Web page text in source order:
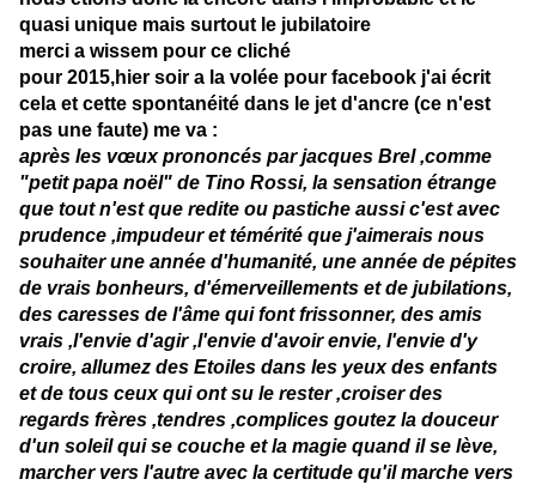
quasi unique mais surtout le jubilatoire
merci a wissem pour ce cliché
pour 2015,hier soir a la volée pour facebook j'ai écrit
cela et cette spontanéité dans le jet d'ancre (ce n'est
pas une faute) me va :
après les vœux prononcés par jacques Brel ,comme
"petit papa noël" de Tino Rossi, la sensation étrange
que tout n'est que redite ou pastiche aussi c'est avec
prudence ,impudeur et témérité que j'aimerais nous
souhaiter une année d'humanité, une année de pépites
de vrais bonheurs, d'émerveillements et de jubilations,
des caresses de l'âme qui font frissonner, des amis
vrais ,l'envie d'agir ,l'envie d'avoir envie, l'envie d'y
croire, allumez des Etoiles dans les yeux des enfants
et de tous ceux qui ont su le rester ,croiser des
regards frères ,tendres ,complices goutez la douceur
d'un soleil qui se couche et la magie quand il se lève,
marcher vers l'autre avec la certitude qu'il marche vers